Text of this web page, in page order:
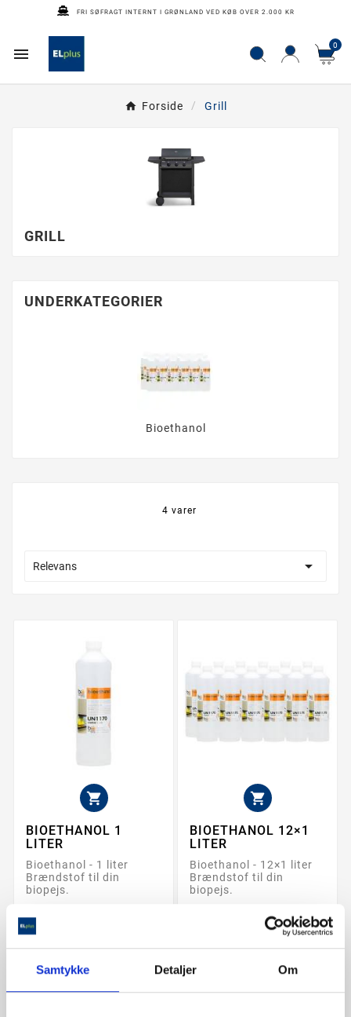
Samtykke Detaljer Om
FRI SØFRAGT INTERNT I GRØNLAND VED KØB OVER 2.000 KR
 0
Forside Grill
GRILL
UNDERKATEGORIER
Bioethanol
4 varer
Relevans 

BIOETHANOL 1
LITER
Bioethanol - 1 liter
Brændstof til din
biopejs.
49,00 kr.
check 6-8 ugers levering

BIOETHANOL 12×1
LITER
Bioethanol - 12×1 liter
Brændstof til din
biopejs.
check På lager